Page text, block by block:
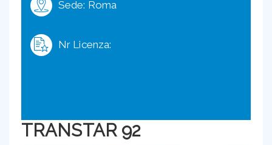
Sede: Roma
Nr Licenza:
TRANSTAR 92